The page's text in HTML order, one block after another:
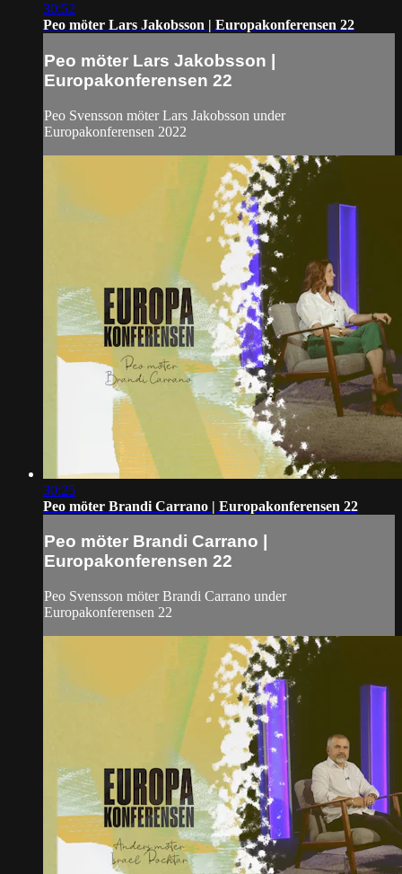
30:52
Peo möter Lars Jakobsson | Europakonferensen 22
Peo möter Lars Jakobsson |
Europakonferensen 22
Peo Svensson möter Lars Jakobsson under
Europakonferensen 2022
30:25
Peo möter Brandi Carrano | Europakonferensen 22
Peo möter Brandi Carrano |
Europakonferensen 22
Peo Svensson möter Brandi Carrano under
Europakonferensen 22